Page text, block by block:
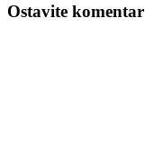
Ostavite komentar